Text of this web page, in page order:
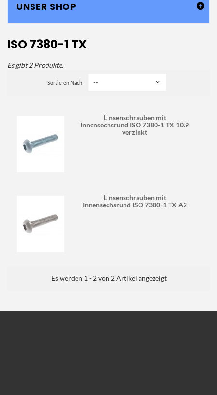
UNSER SHOP
ISO 7380-1 TX
Es gibt 2 Produkte.
Sortieren Nach
Linsenschrauben mit
Innensechsrund ISO 7380-1 TX 10.9
verzinkt
Linsenschrauben mit
Innensechsrund ISO 7380-1 TX A2
Es werden 1 - 2 von 2 Artikel angezeigt